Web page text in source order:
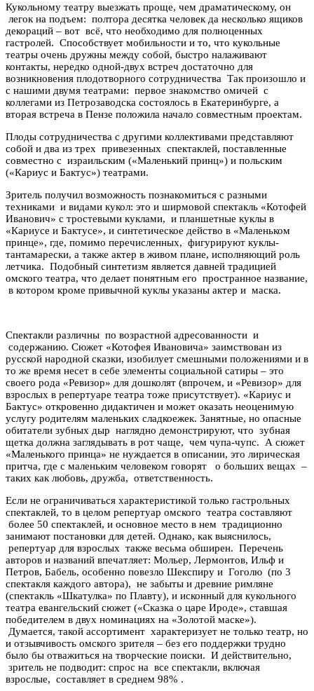
Кукольному театру выезжать проще, чем драматическому, он
легок на подъем: полтора десятка человек да несколько ящиков
декораций – вот всё, что необходимо для полноценных
гастролей. Способствует мобильности и то, что кукольные
театры очень дружны между собой, быстро налаживают
контакты, нередко одной-двух встреч достаточно для
возникновения плодотворного сотрудничества Так произошло и
с нашими двумя театрами: первое знакомство омичей с
коллегами из Петрозаводска состоялось в Екатеринбурге, а
вторая встреча в Пензе положила начало совместным проектам.
Плоды сотрудничества с другими коллективами представляют
собой и два из трех привезенных спектаклей, поставленные
совместно с израильским («Маленький принц») и польским
(«Кариус и Бактус») театрами.
Зритель получил возможность познакомиться с разными
техниками и видами кукол: это и ширмовой спектакль «Котофей
Иванович» с тростевыми куклами, и планшетные куклы в
«Кариусе и Бактусе», и синтетическое действо в «Маленьком
принце», где, помимо перечисленных, фигурируют куклы-
тантамарески, а также актер в живом плане, исполняющий роль
летчика. Подобный синтетизм является давней традицией
омского театра, что делает понятным его пространное название,
в котором кроме привычной куклы указаны актер и маска.
Спектакли различны по возрастной адресованности и
содержанию. Сюжет «Котофея Ивановича» заимствован из
русской народной сказки, изобилует смешными положениями и в
то же время несет в себе элементы социальной сатиры – это
своего рода «Ревизор» для дошколят (впрочем, и «Ревизор» для
взрослых в репертуаре театра тоже присутствует). «Кариус и
Бактус» откровенно дидактичен и может оказать неоценимую
услугу родителям маленьких сладкоежек. Занятные, но опасные
обитатели зубных дыр наглядно демонстрируют, что зубная
щетка должна заглядывать в рот чаще, чем чупа-чупс. А сюжет
«Маленького принца» не нуждается в описании, это лирическая
притча, где с маленьким человеком говорят о больших вещах –
таких как любовь, дружба, ответственность.
Если не ограничиваться характеристикой только гастрольных
спектаклей, то в целом репертуар омского театра составляют
более 50 спектаклей, и основное место в нем традиционно
занимают постановки для детей. Однако, как выяснилось,
репертуар для взрослых также весьма обширен. Перечень
авторов и названий впечатляет: Мольер, Лермонтов, Ильф и
Петров, Бабель, особенно повезло Шекспиру и Гоголю (по 3
спектакля каждого автора), не забыты и древние римляне
(спектакль «Шкатулка» по Плавту), и исконный для кукольного
театра евангельский сюжет («Сказка о царе Ироде», ставшая
победителем в двух номинациях на «Золотой маске»).
Думается, такой ассортимент характеризует не только театр, но
и отзывчивость омского зрителя – без его поддержки трудно
было бы отважиться на творческие поиски. И действительно,
зритель не подводит: спрос на все спектакли, включая
взрослые, составляет в среднем 98% .